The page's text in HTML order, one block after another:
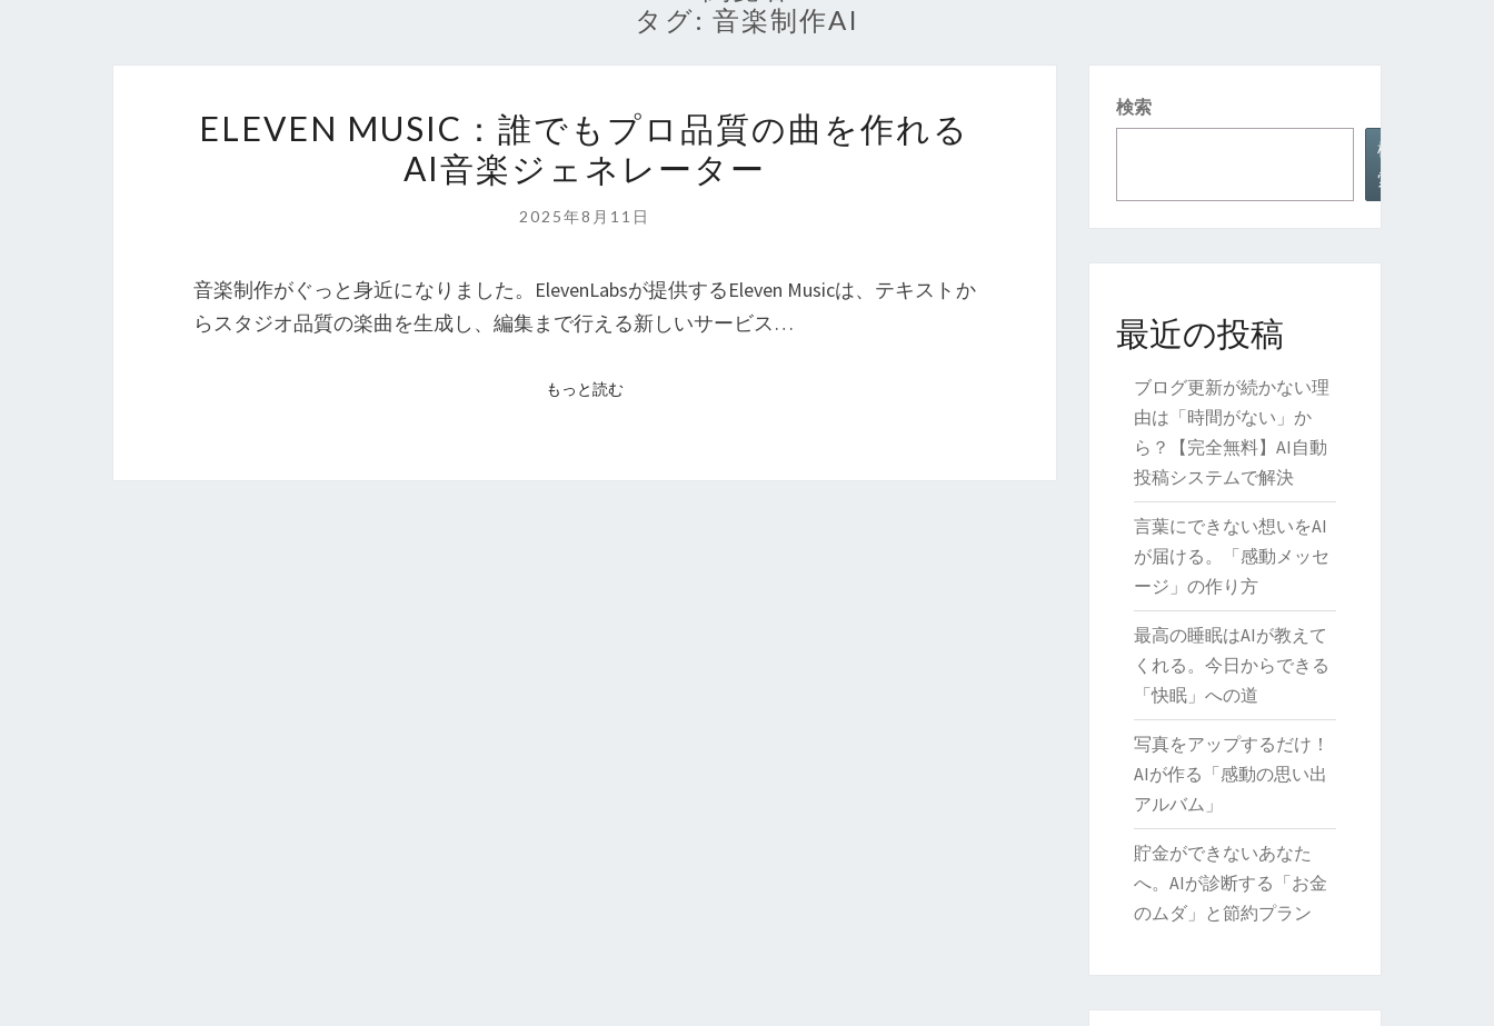
タグ: 音楽制作AI
誰
で
品
質
曲
ELEVEN MUSIC：誰でもプロ品質の曲を作れる
AI音楽ジェネレーター
2025年8月11日
音楽制作がぐっと身近になりました。ElevenLabsが提供するEleven Musicは、テキストか
らスタジオ品質の楽曲を生成し、編集まで行える新しいサービス…
もっと読むもっと読む
検索
検
索
最近の投稿
ブログ更新が続かない理
由は「時間がない」か
ら？【完全無料】AI自動
投稿システムで解決
言葉にできない想いをAI
が届ける。「感動メッセ
ージ」の作り方
最高の睡眠はAIが教えて
くれる。今日からできる
「快眠」への道
写真をアップするだけ！
AIが作る「感動の思い出
アルバム」
貯金ができないあなた
へ。AIが診断する「お金
のムダ」と節約プラン